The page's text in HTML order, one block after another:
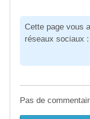
Cette page vous
réseaux sociaux :
Pas de